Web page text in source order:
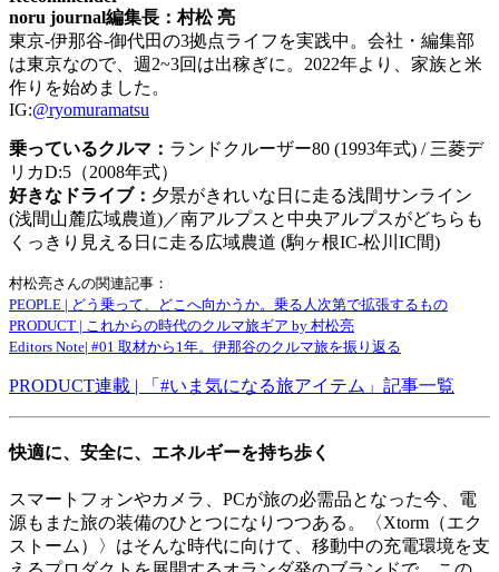
noru journal編集長：村松 亮
東京-伊那谷-御代田の3拠点ライフを実践中。会社・編集部
は東京なので、週2~3回は出稼ぎに。2022年より、家族と米
作りを始めました。
IG:@ryomuramatsu
乗っているクルマ： ランドクルーザー80 (1993年式) / 三菱デ
リカD:5（2008年式）
好きなドライブ： 夕景がきれいな日に走る浅間サンライン
(浅間山麓広域農道)／南アルプスと中央アルプスがどちらも
くっきり見える日に走る広域農道 (駒ヶ根IC-松川IC間)
村松亮さんの関連記事：
PEOPLE | どう乗って、どこへ向かうか。乗る人次第で拡張するもの
PRODUCT | これからの時代のクルマ旅ギア by 村松亮
Editors Note| #01 取材から1年。伊那谷のクルマ旅を振り返る
PRODUCT連載 | 「#いま気になる旅アイテム」記事一覧
快適に、安全に、エネルギーを持ち歩く
スマートフォンやカメラ、PCが旅の必需品となった今、電
源もまた旅の装備のひとつになりつつある。〈Xtorm（エク
ストーム）〉はそんな時代に向けて、移動中の充電環境を支